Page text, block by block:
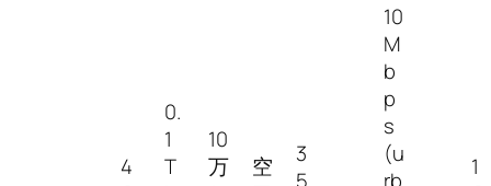
4
0.
1
T
10
万
空
3
10
M
b
p
s
(u
1